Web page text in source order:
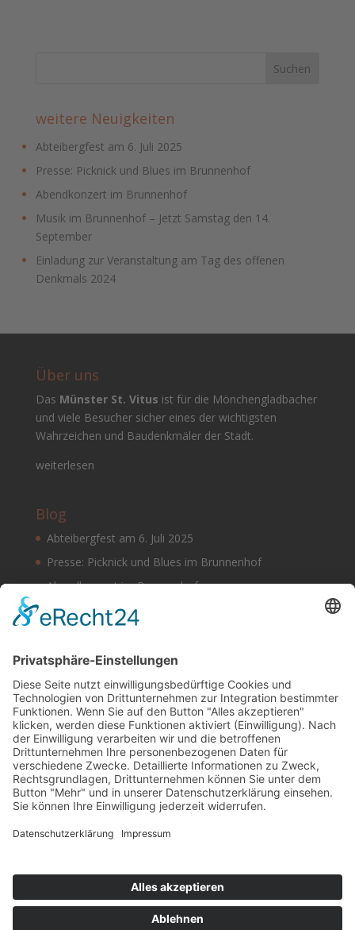
weitere Neuigkeiten
Abteibergfest am 6. Juli 2025
Presse: Picknick und Blues im Brunnenhof
Abendkonzert im Brunnenhof
Musik im Brunnenhof – Jetzt Samstag den 14.
September
Einladung zur Veranstaltung am Tag des offenen
Denkmals 2024
Über uns
Das Münster St. Vitus ist für die Mönchengladbacher
und viele Besucher sicher eines der wichtigsten
Wahrzeichen und Baudenkmäler der Stadt.
weiterlesen
Blog
Abteibergfest am 6. Juli 2025
Presse: Picknick und Blues im Brunnenhof
Abendkonzert im Brunnenhof
Musik im Brunnenhof – Jetzt Samstag den 14.
September
Einladung zur Veranstaltung am Tag des offenen
Denkmals 2024
Suchen & Finden Datenschutz
Cookie-Einstellungen
Impressum Datenschutz